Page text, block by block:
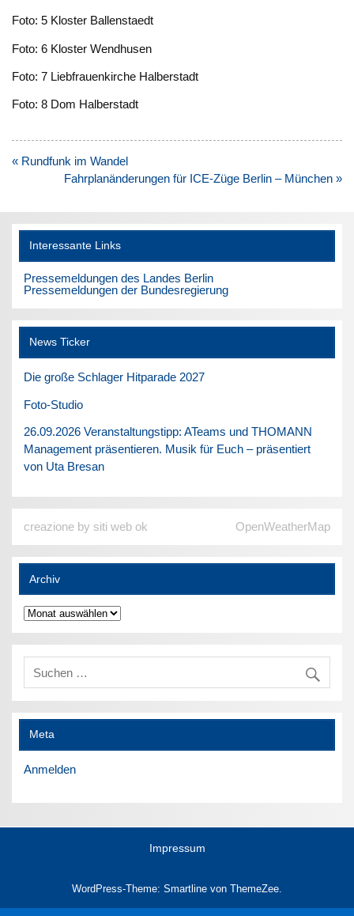
Foto: 5 Kloster Ballenstaedt
Foto: 6 Kloster Wendhusen
Foto: 7 Liebfrauenkirche Halberstadt
Foto: 8 Dom Halberstadt
Beitragsnavigation
« Rundfunk im Wandel
Fahrplanänderungen für ICE-Züge Berlin – München »
Interessante Links
Pressemeldungen des Landes Berlin
Pressemeldungen der Bundesregierung
News Ticker
Die große Schlager Hitparade 2027
Foto-Studio
26.09.2026 Veranstaltungstipp: ATeams und THOMANN
Management präsentieren. Musik für Euch – präsentiert
von Uta Bresan
creazione by siti web ok OpenWeatherMap
Archiv
Archiv
Meta
Anmelden
Impressum
WordPress-Theme: Smartline von ThemeZee.